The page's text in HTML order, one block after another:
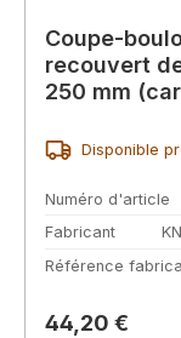
Coupe-
recouvert
250 mm
Disponible
Numéro d'article
Fabricant
Référence
Prix régulier :
44,20 €